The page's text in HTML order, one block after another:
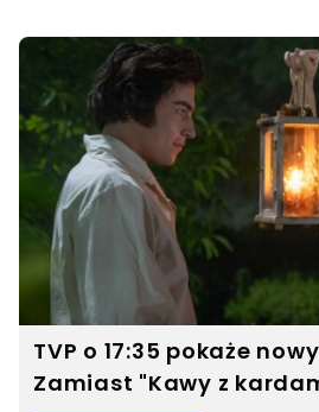
TVP o 17:35 pokaże
Zamiast "Kawy z